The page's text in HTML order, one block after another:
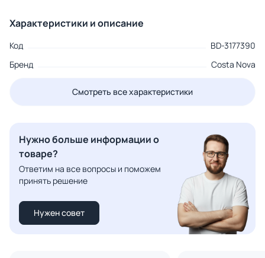
Характеристики и описание
Код
BD-3177390
Бренд
Costa Nova
Смотреть все характеристики
Нужно больше информации о
товаре?
Ответим на все вопросы и поможем
принять решение
Нужен совет